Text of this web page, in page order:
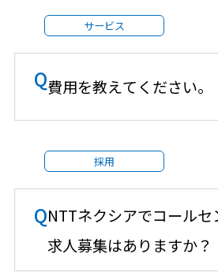
サービス
Q費用を教えてください。
採用
QNTTネクシアでコールセ
求人募集はありますか？